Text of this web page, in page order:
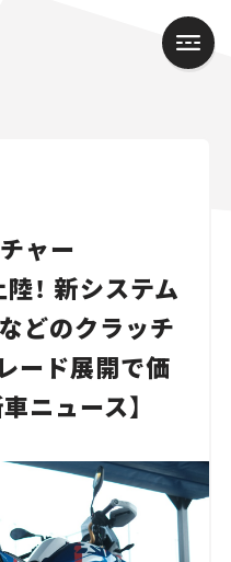
ャー
！ 新システム
どのクラッチ
ード展開で価
ニュース】
スズキ｜Suzuki
ター｜Mazda Roadster